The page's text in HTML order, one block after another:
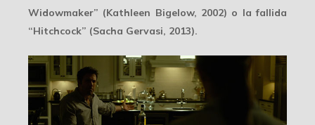
Widowmaker” (Kathleen Bigelow, 2002) o la fallida
“Hitchcock” (Sacha Gervasi, 2013).